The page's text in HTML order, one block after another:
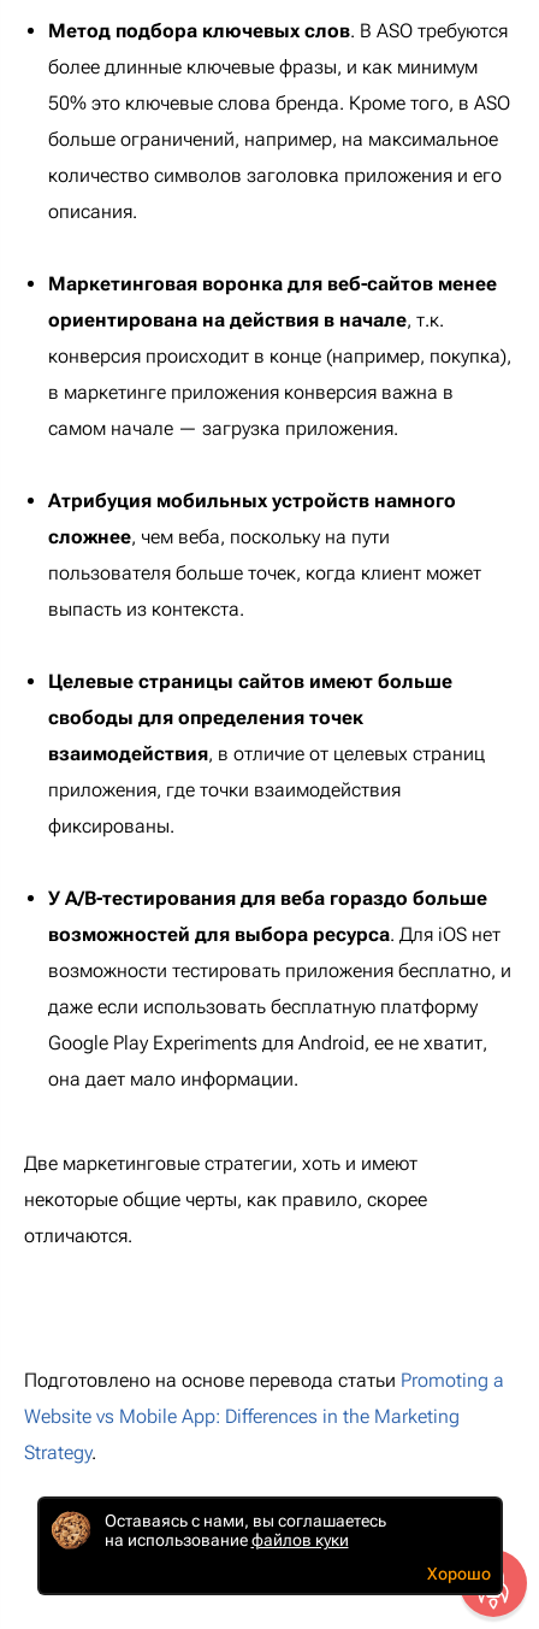
Метод подбора ключевых слов. В ASO требуются
более длинные ключевые фразы, и как минимум
50% это ключевые слова бренда. Кроме того, в ASO
больше ограничений, например, на максимальное
количество символов заголовка приложения и его
описания.
Маркетинговая воронка для веб-сайтов менее
ориентирована на действия в начале, т.к.
конверсия происходит в конце (например, покупка),
в маркетинге приложения конверсия важна в
самом начале — загрузка приложения.
Атрибуция мобильных устройств намного
сложнее, чем веба, поскольку на пути
пользователя больше точек, когда клиент может
выпасть из контекста.
Целевые страницы сайтов имеют больше
свободы для определения точек
взаимодействия, в отличие от целевых страниц
приложения, где точки взаимодействия
фиксированы.
У A/B-тестирования для веба гораздо больше
возможностей для выбора ресурса. Для iOS нет
возможности тестировать приложения бесплатно, и
даже если использовать бесплатную платформу
Google Play Experiments для Android, ее не хватит,
она дает мало информации.
Две маркетинговые стратегии, хоть и имеют
некоторые общие черты, как правило, скорее
отличаются.
Подготовлено на основе перевода статьи Promoting a
Website vs Mobile App: Differences in the Marketing
Strategy.
Оставаясь с нами, вы соглашаетесь
на использованиефайлов куки
Хорошо